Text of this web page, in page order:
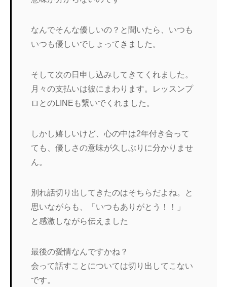
なんでそんな優しいの？と聞いたら、いつも
いつも優しいでしょってきました。
そして次の日申し込みしてきてくれました。
月々の支払いは彼にまわります。レッスンプ
ロとのLINEも繋いでくれました。
しかし嬉しいけど、心の中は2年付き合って
ても、優しさの意味が久しぶりに分かりませ
ん。
別れ話切り出してきたのはそちらだよね。と
思いながらも、「いつもありがとう！！」
と感激しながら伝えました
最後の愛情なんですかね？
会って話すことについては切り出してこない
です。